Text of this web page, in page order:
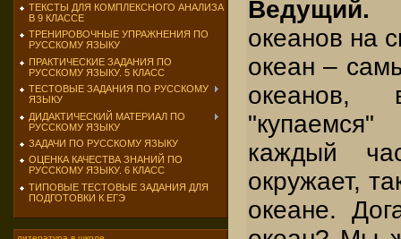
ТЕКСТЫ ДЛЯ КОМПЛЕКСНОГО АНАЛИЗА
В 9 КЛАССЕ
ТРЕНИРОВОЧНЫЕ УПРАЖНЕНИЯ ПО
РУССКОМУ ЯЗЫКУ
ПРАКТИЧЕСКИЕ ЗАДАНИЯ ПО
РУССКОМУ ЯЗЫКУ. 5 КЛАСС
ТЕСТОВЫЕ ЗАДАНИЯ ПО РУССКОМУ
ЯЗЫКУ
ДИДАКТИЧЕСКИЙ МАТЕРИАЛ ПО
РУССКОМУ ЯЗЫКУ
ЗАДАЧИ ПО РУССКОМУ ЯЗЫКУ
ОЦЕНКА КАЧЕСТВА ЗНАНИЙ ПО
РУССКОМУ ЯЗЫКУ. 6 КЛАСС
ТИПОВЫЕ ТЕСТОВЫЕ ЗАДАНИЯ ДЛЯ
ПОДГОТОВКИ К ЕГЭ
океанов на
океан –
каждый
окружает,
океане.